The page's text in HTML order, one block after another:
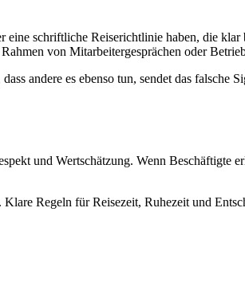
schriftliche Reiserichtlinie haben, die
von Mitarbeitergesprächen oder
andere es ebenso tun, sendet das falsche
und Wertschätzung. Wenn Beschäftigte
Regeln für Reisezeit, Ruhezeit und